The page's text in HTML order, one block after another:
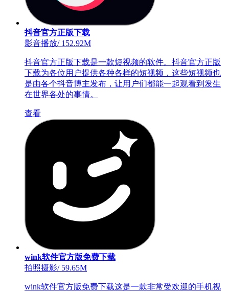
抖音官方正版下载
影音播放/152.92M
抖音官方正版下载是一款短视频的软件。抖音官方正版
下载为各位用户提供各种各样的短视频，这些短视频也
是由各个抖音博主发布，让用户们都能一起观看到发生
在世界各处的事情。
查看
wink软件官方版免费下载
拍照摄影/59.65M
wink软件官方版免费下载这是一款非常受欢迎的手机视